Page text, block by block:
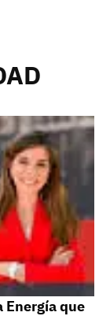
Energía que